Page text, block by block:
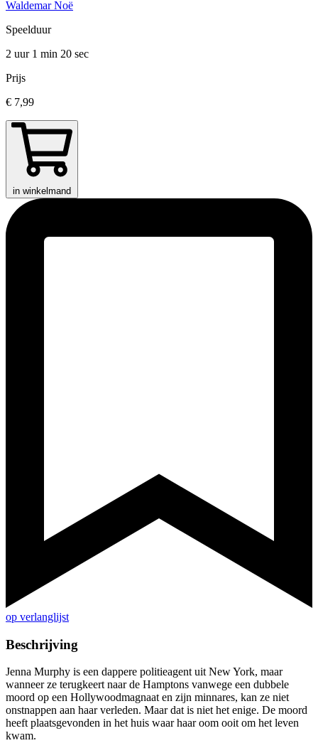
Waldemar Noë
Speelduur
2 uur 1 min 20 sec
Prijs
€ 7,99
in winkelmand
op verlanglijst
Beschrijving
Jenna Murphy is een dappere politieagent uit New York, maar
wanneer ze terugkeert naar de Hamptons vanwege een dubbele
moord op een Hollywoodmagnaat en zijn minnares, kan ze niet
onstnappen aan haar verleden. Maar dat is niet het enige. De moord
heeft plaatsgevonden in het huis waar haar oom ooit om het leven
kwam.